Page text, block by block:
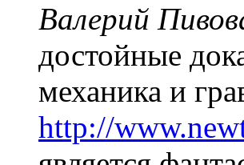
Валерий
достойные
механика и
http://